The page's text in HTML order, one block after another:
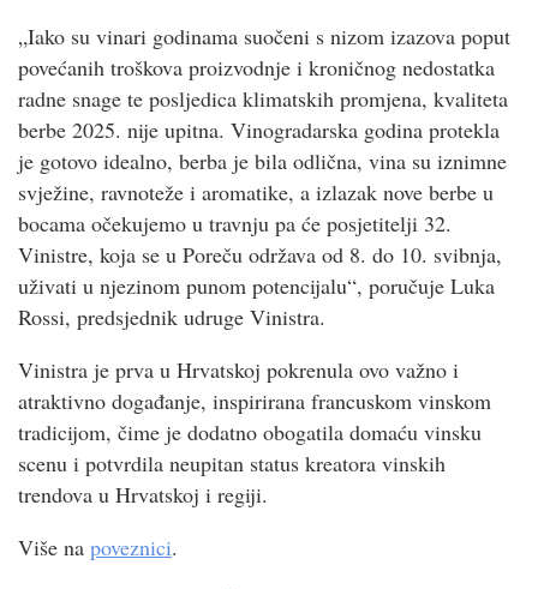
„Iako su vinari godinama suočeni s nizom izazova poput
povećanih troškova proizvodnje i kroničnog nedostatka
radne snage te posljedica klimatskih promjena, kvaliteta
berbe 2025. nije upitna. Vinogradarska godina protekla
je gotovo idealno, berba je bila odlična, vina su iznimne
svježine, ravnoteže i aromatike, a izlazak nove berbe u
bocama očekujemo u travnju pa će posjetitelji 32.
Vinistre, koja se u Poreču održava od 8. do 10. svibnja,
uživati u njezinom punom potencijalu“, poručuje Luka
Rossi, predsjednik udruge Vinistra.
Vinistra je prva u Hrvatskoj pokrenula ovo važno i
atraktivno događanje, inspirirana francuskom vinskom
tradicijom, čime je dodatno obogatila domaću vinsku
scenu i potvrdila neupitan status kreatora vinskih
trendova u Hrvatskoj i regiji.
Više na poveznici.